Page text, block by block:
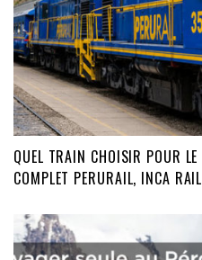
QUEL TRAIN CHOISIR POUR
COMPLET PERURAIL, INCA